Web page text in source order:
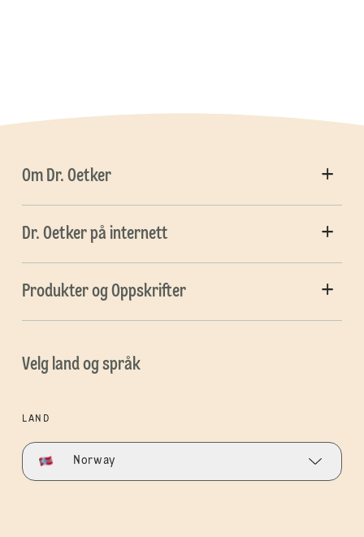
Om Dr. Oetker
Dr. Oetker på internett
Produkter og Oppskrifter
Velg land og språk
LAND
Norway